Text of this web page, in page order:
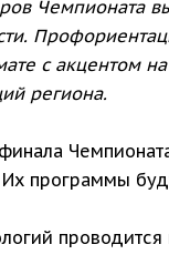
Чемпионата
с акцентом
региона.
программы